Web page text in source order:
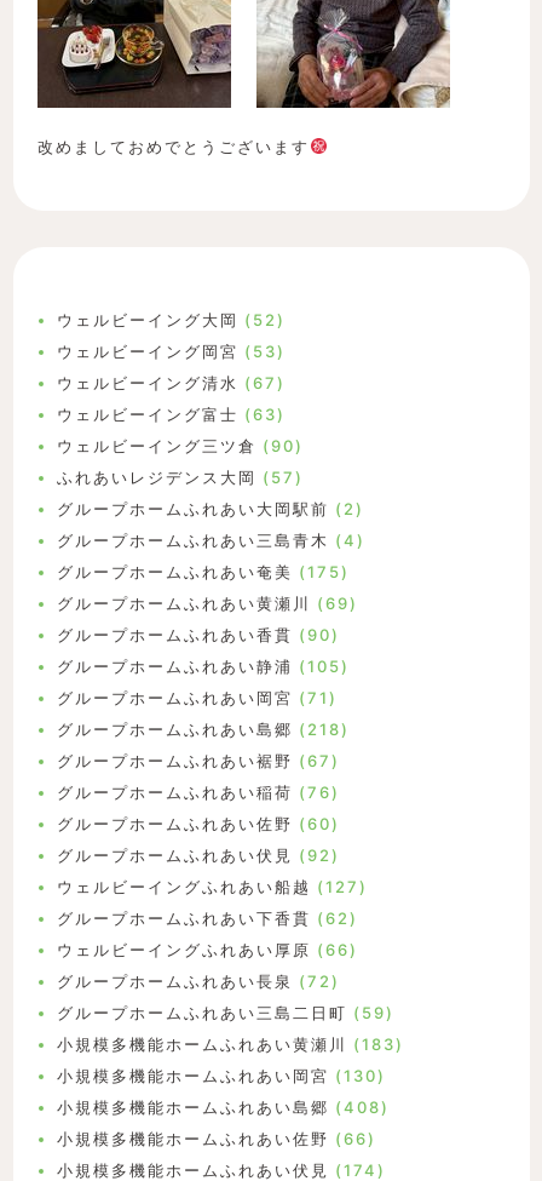
改めましておめでとうございます
ウェルビーイング大岡 (52)
ウェルビーイング岡宮 (53)
ウェルビーイング清水 (67)
ウェルビーイング富士 (63)
ウェルビーイング三ツ倉 (90)
ふれあいレジデンス大岡 (57)
グループホームふれあい大岡駅前 (2)
グループホームふれあい三島青木 (4)
グループホームふれあい奄美 (175)
グループホームふれあい黄瀬川 (69)
グループホームふれあい香貫 (90)
グループホームふれあい静浦 (105)
グループホームふれあい岡宮 (71)
グループホームふれあい島郷 (218)
グループホームふれあい裾野 (67)
グループホームふれあい稲荷 (76)
グループホームふれあい佐野 (60)
グループホームふれあい伏見
(92)
ウェルビーイングふれあい船越 (127)
グループホームふれあい下香貫 (62)
ウェルビーイングふれあい厚原 (66)
グループホームふれあい長泉 (72)
グループホームふれあい三島二日町 (59)
小規模多機能ホームふれあい黄瀬川 (183)
小規模多機能ホームふれあい岡宮 (130)
小規模多機能ホームふれあい島郷 (408)
小規模多機能ホームふれあい佐野 (66)
小規模多機能ホームふれあい伏見
(174)